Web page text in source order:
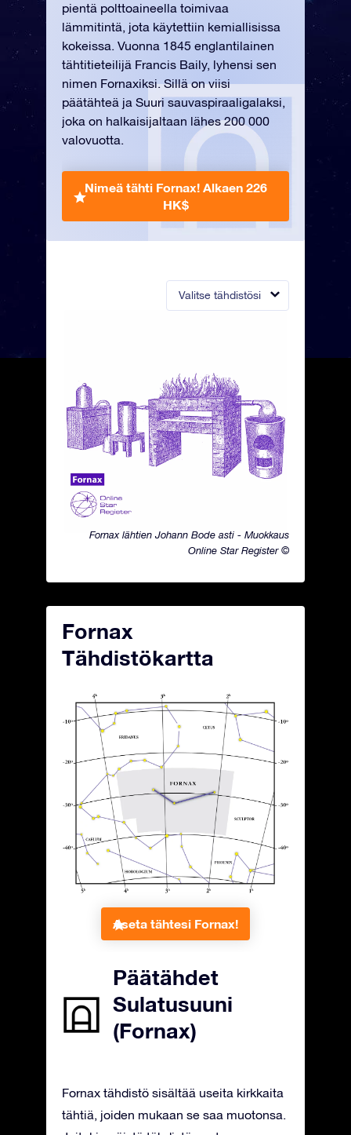
Valitse tähdistösi
Fornax lähtien Johann Bode asti - Muokkaus
Online Star Register ©
pientä polttoaineella toimivaa
lämmitintä, jota käytettiin kemiallisissa
kokeissa. Vuonna 1845 englantilainen
tähtitieteilijä Francis Baily, lyhensi sen
nimen Fornaxiksi. Sillä on viisi
päätähteä ja Suuri sauvaspiraaligalaksi,
joka on halkaisijaltaan lähes 200 000
valovuotta.
Nimeä tähti Fornax! Alkaen 226
HK$
Fornax
Tähdistökartta
Aseta tähtesi Fornax!
Päätähdet
Sulatusuuni
(Fornax)
Fornax tähdistö sisältää useita kirkkaita
tähtiä, joiden mukaan se saa muotonsa.